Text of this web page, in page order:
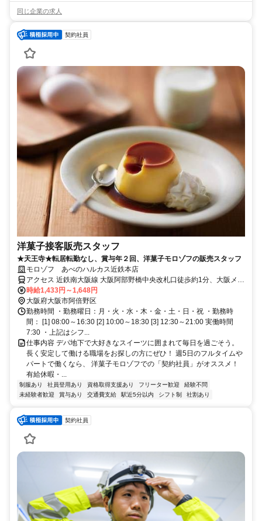
同じ企業の求人
契約社員
洋菓子接客販売スタッフ
★天王寺★転居転勤なし、賞与年２回、洋菓子モロゾフの販売スタッフ
モロゾフ あべのハルカス近鉄本店
アクセス 近鉄南大阪線 大阪阿部野橋中央改札口徒歩約1分、大阪メト
ロ谷町線 天王寺9番口徒歩約2分、大阪メトロ御堂筋線 天王寺9番口
徒歩約2分
時給1,433円～1,648円
大阪府大阪市阿倍野区
勤務時間 ・勤務曜日：月・火・水・木・金・土・日・祝 ・勤務時
間： [1] 08:00～16:30 [2] 10:00～18:30 [3] 12:30～21:00 実働時間
7:30 ・上記はシフ...
仕事内容 デパ地下で大好きなスイーツに囲まれて毎日を過ごそう。
長く安定して働ける職場をお探しの方にぜひ！ 週5日のフルタイムや
パートで働くなら、 洋菓子モロゾフでの「契約社員」がオススメ！
有給休暇・...
制服あり 社員登用あり 資格取得支援あり フリーター歓迎
経験不問
未経験者歓迎
賞与あり 交通費支給 駅近5分以内 シフト制 社割あり
契約社員